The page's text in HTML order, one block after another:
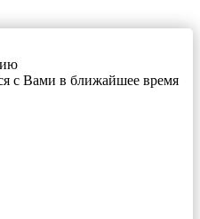
с Вами в ближайшее время